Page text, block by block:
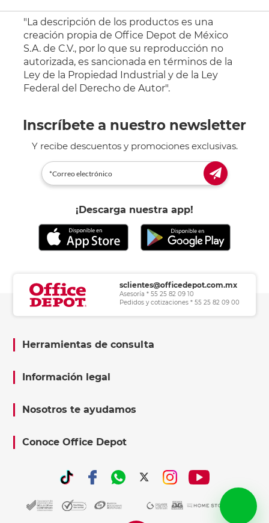
"La descripción de los productos es una
creación propia de Office Depot de México
S.A. de C.V., por lo que su reproducción no
autorizada, es sancionada en términos de la
Ley de la Propiedad Industrial y de la Ley
Federal del Derecho de Autor".
Inscríbete a nuestro newsletter
Y recibe descuentos y promociones exclusivas.
¡Descarga nuestra app!
sclientes@officedepot.com.mx
Asesoría * 55 25 82 09 10
Pedidos y cotizaciones * 55 25 82 09 00
Herramientas de consulta
Información legal
Nosotros te ayudamos
Conoce Office Depot